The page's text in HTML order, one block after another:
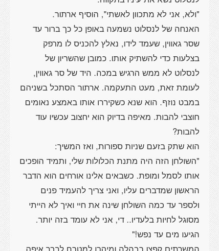
האנחה של לנסלוט נשמעה באופן כל כך ברור עד
שסר גאווין, שעמד לידו, נאלץ להכניס לו מרפק
בצלעות כדי להשתיק אותו. כמובן שהשריון של
לנסלוט לא ממש הרגיש במכה. היד של סר גאווין,
לעומת זאת, מעט התעקמה. ארתור הסתכל בשניהם
במבט נוזף. הוא שנא כשקיררו אותו באמצע נאומים
חוצבי להבות. מאיפה בדיוק הוא יחצוב עכשיו עוד
"השולחן הזה היה מתנת הכלולות שלי, ותמיד הופכים
אותו לסמל ומופת. כשבאים אלינו אורחים הוא הדבר
הראשון שמדברים עליו, ואני צריך להעמיד פנים
ולספר עד כמה השולחן שינה את חיי ואיך לא הייתי
מסוגל לחיות בלעדיו.. די, אני לא עומד בזה יותר.
המשרתים קפצו בבהלה ומיהרו למטבח לברר איפה